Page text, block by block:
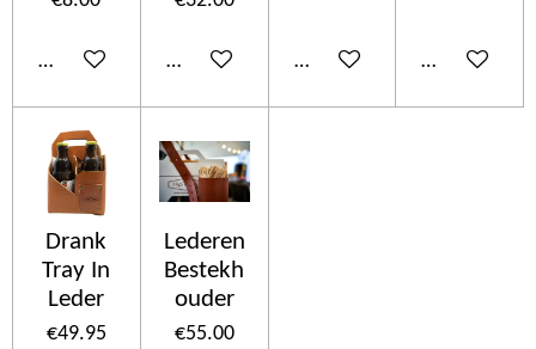
Add to cart Add to cart Add to cart Add to cart
Drank
Tray In
Leder
€49.95
Lederen
Bestekh
ouder
€55.00